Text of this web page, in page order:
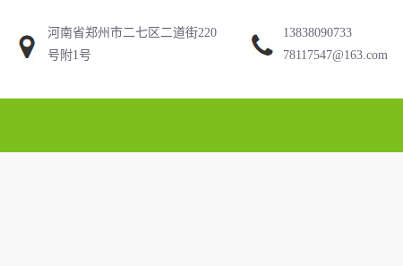
河南省郑州市二七区二道街220
号附1号
13838090733
78117547@163.com